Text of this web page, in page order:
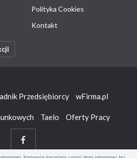
Polityka Cookies
Kontakt
Przedsiębiorcy wFirma.pl
Taelo Oferty Pracy
Kontynuując korzystanie z naszej strony internetowej, bez